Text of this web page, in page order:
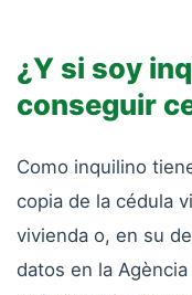
¿Y si soy
conseguir
Como inquilino
copia de la cédula
vivienda o, en su
datos en la